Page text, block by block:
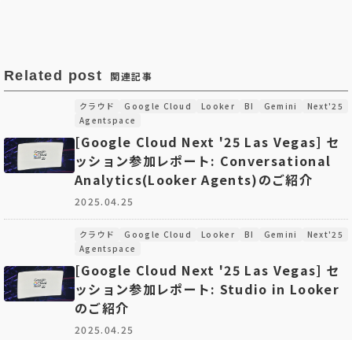
Related post 関連記事
クラウド Google Cloud Looker BI Gemini
Next'25
Agentspace
[Google Cloud Next '25 Las Vegas] セ
ッション参加レポート: Conversational
Analytics(Looker Agents)のご紹介
2025.04.25
クラウド Google Cloud Looker BI Gemini
Next'25
Agentspace
[Google Cloud Next '25 Las Vegas] セ
ッション参加レポート: Studio in Looker
のご紹介
2025.04.25